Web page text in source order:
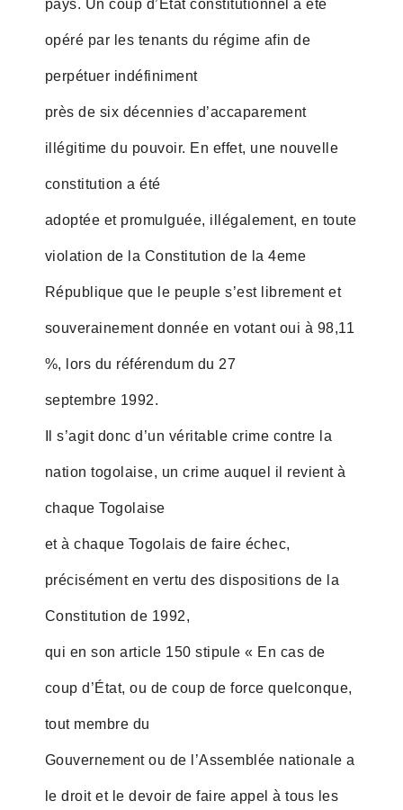
pays. Un coup d’État constitutionnel a été
opéré par les tenants du régime afin de
perpétuer indéfiniment
près de six décennies d’accaparement
illégitime du pouvoir. En effet, une nouvelle
constitution a été
adoptée et promulguée, illégalement, en toute
violation de la Constitution de la 4eme
République que le peuple s’est librement et
souverainement donnée en votant oui à 98,11
%, lors du référendum du 27
septembre 1992.
Il s’agit donc d’un véritable crime contre la
nation togolaise, un crime auquel il revient à
chaque Togolaise
et à chaque Togolais de faire échec,
précisément en vertu des dispositions de la
Constitution de 1992,
qui en son article 150 stipule « En cas de
coup d’État, ou de coup de force quelconque,
tout membre du
Gouvernement ou de l’Assemblée nationale a
le droit et le devoir de faire appel à tous les